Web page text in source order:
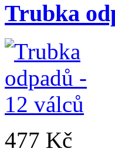
Trubka
477 Kč